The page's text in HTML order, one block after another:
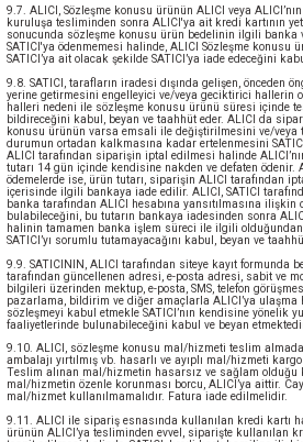
9.7. ALICI, Sözleşme konusu ürünün ALICI veya
kuruluşa tesliminden sonra ALICI'ya ait kredi kartının
sonucunda sözleşme konusu ürün bedelinin ilgili banka
SATICI'ya ödenmemesi halinde, ALICI Sözleşme
SATICI’ya ait olacak şekilde SATICI’ya iade edeceğini
9.8. SATICI, tarafların iradesi dışında gelişen, önceden
yerine getirmesini engelleyici ve/veya geciktirici hallerin
halleri nedeni ile sözleşme konusu ürünü süresi içinde
bildireceğini kabul, beyan ve taahhüt eder. ALICI da
konusu ürünün varsa emsali ile değiştirilmesini ve/veya
durumun ortadan kalkmasına kadar ertelenmesini
ALICI tarafından siparişin iptal edilmesi halinde
tutarı 14 gün içinde kendisine nakden ve defaten ödenir.
ödemelerde ise, ürün tutarı, siparişin ALICI tarafından
içerisinde ilgili bankaya iade edilir. ALICI, SATICI
banka tarafından ALICI hesabına yansıtılmasına
bulabileceğini, bu tutarın bankaya iadesinden sonra
halinin tamamen banka işlem süreci ile ilgili
SATICI’yı sorumlu tutamayacağını kabul, beyan ve
9.9. SATICININ, ALICI tarafından siteye kayıt formunda
tarafından güncellenen adresi, e-posta adresi, sabit ve
bilgileri üzerinden mektup, e-posta, SMS, telefon
pazarlama, bildirim ve diğer amaçlarla ALICI’ya ulaşma
sözleşmeyi kabul etmekle SATICI’nın kendisine yönelik
faaliyetlerinde bulunabileceğini kabul ve beyan
9.10. ALICI, sözleşme konusu mal/hizmeti teslim
ambalajı yırtılmış vb. hasarlı ve ayıplı mal/hizmeti
Teslim alınan mal/hizmetin hasarsız ve sağlam olduğu
mal/hizmetin özenle korunması borcu, ALICI’ya aittir.
mal/hizmet kullanılmamalıdır. Fatura iade edilmelidir.
9.11. ALICI ile sipariş esnasında kullanılan kredi kartı
ürünün ALICI’ya tesliminden evvel, siparişte kullanılan